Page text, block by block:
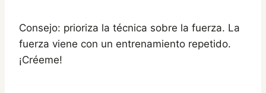
Consejo: prioriza la técnica sobre la fuerza. La
fuerza viene con un entrenamiento repetido.
¡Créeme!